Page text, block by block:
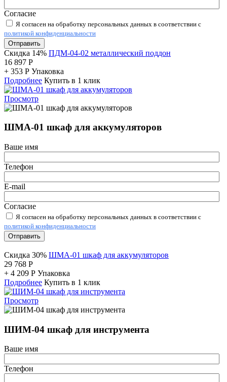
Согласие
Я согласен на обработку персональных данных в соответствии с
политикой конфиденциальности
Отправить
Скидка 14% ПДМ-04-02 металлический поддон
16 897 Р
+ 353 Р Упаковка
Подробнее Купить в 1 клик
Просмотр
ШМА-01 шкаф для аккумуляторов
Ваше имя
Телефон
E-mail
Согласие
Я согласен на обработку персональных данных в соответствии с
политикой конфиденциальности
Отправить
Скидка 30% ШМА-01 шкаф для аккумуляторов
29 768 Р
+ 4 209 Р Упаковка
Подробнее Купить в 1 клик
Просмотр
ШИМ-04 шкаф для инструмента
Ваше имя
Телефон